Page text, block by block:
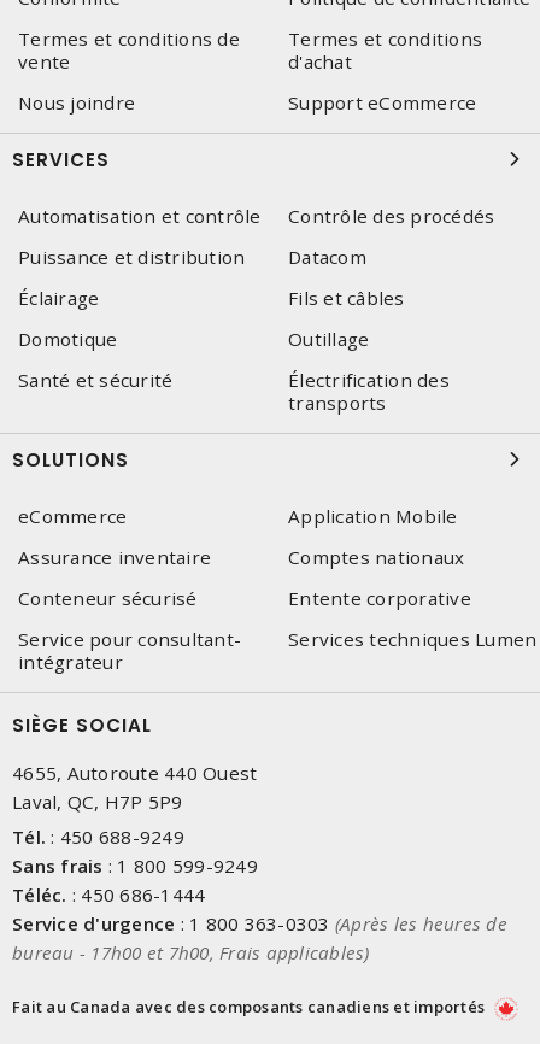
Termes et conditions de
vente
Termes et conditions
d'achat
Nous joindre
Support eCommerce
SERVICES
Automatisation et contrôle
Contrôle des procédés
Puissance et distribution
Datacom
Éclairage
Fils et câbles
Domotique
Outillage
Santé et sécurité
Électrification des
transports
SOLUTIONS
eCommerce
Application Mobile
Assurance inventaire
Comptes nationaux
Conteneur sécurisé
Entente corporative
Service pour consultant-
intégrateur
Services techniques Lumen
SIÈGE SOCIAL
4655, Autoroute 440 Ouest
Laval, QC, H7P 5P9
Tél. : 450 688-9249
Sans frais : 1 800 599-9249
Téléc. : 450 686-1444
Service d'urgence : 1 800 363-0303 (Après les heures de
bureau - 17h00 et 7h00, Frais applicables)
Fait au Canada avec des composants canadiens et importés